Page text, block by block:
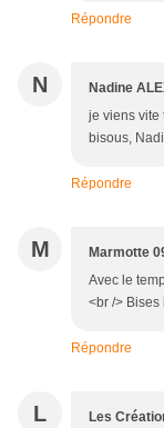
Répondre
N Nadine
je viens vite
bisous,
Répondre
M Marmotte
Avec le
<br />
Répondre
L Les